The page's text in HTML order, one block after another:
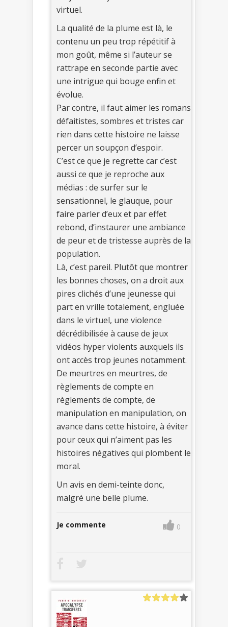
virtuel.
La qualité de la plume est là, le
contenu un peu trop répétitif à
mon goût, même si l’auteur se
rattrape en seconde partie avec
une intrigue qui bouge enfin et
évolue.
Par contre, il faut aimer les romans
défaitistes, sombres et tristes car
rien dans cette histoire ne laisse
percer un soupçon d’espoir.
C’est ce que je regrette car c’est
aussi ce que je reproche aux
médias : de surfer sur le
sensationnel, le glauque, pour
faire parler d’eux et par effet
rebond, d’instaurer une ambiance
de peur et de tristesse auprès de la
population.
Là, c’est pareil. Plutôt que montrer
les bonnes choses, on a droit aux
pires clichés d’une jeunesse qui
part en vrille totalement, engluée
dans le virtuel, une violence
décrédibilisée à cause de jeux
vidéos hyper violents auxquels ils
ont accès trop jeunes notamment.
De meurtres en meurtres, de
règlements de compte en
règlements de compte, de
manipulation en manipulation, on
avance dans cette histoire, à éviter
pour ceux qui n’aiment pas les
histoires négatives qui plombent le
moral.
Un avis en demi-teinte donc,
malgré une belle plume.
Je commente 0